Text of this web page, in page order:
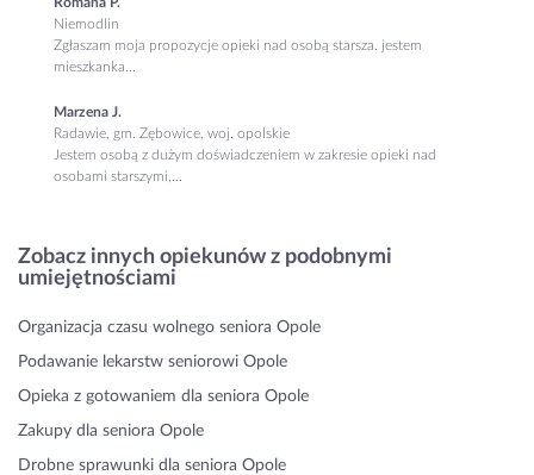
Niemodlin
Zgłaszam moja propozycje opieki nad osobą starsza. jestem
mieszkanka...
Marzena J.
Radawie, gm. Zębowice, woj. opolskie
Jestem osobą z dużym doświadczeniem w zakresie opieki nad
osobami starszymi,...
Zobacz innych opiekunów z podobnymi
umiejętnościami
Organizacja czasu wolnego seniora Opole
Podawanie lekarstw seniorowi Opole
Opieka z gotowaniem dla seniora Opole
Zakupy dla seniora Opole
Drobne sprawunki dla seniora Opole